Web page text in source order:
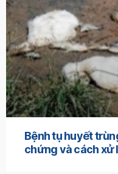
Bệnh tụ huyết
chứng và cách xử